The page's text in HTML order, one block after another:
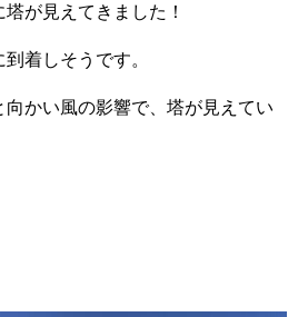
が見えてきました！
着しそうです。
かい風の影響で、塔が見えてい